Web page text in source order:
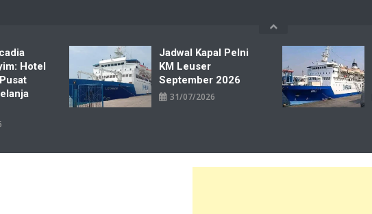
Hotel
Jadwal Kapal Pelni
KM Leuser
September 2026
31/07/2026